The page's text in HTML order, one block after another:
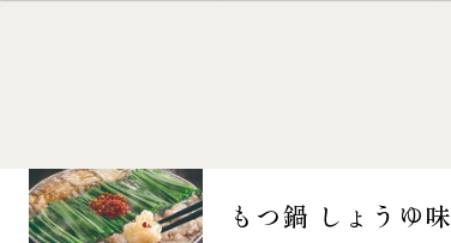
もつ鍋 しょうゆ味